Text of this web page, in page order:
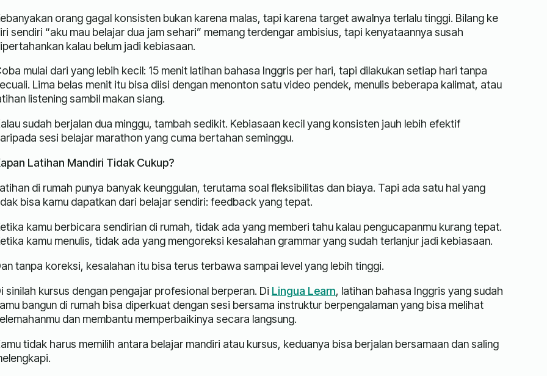
orang gagal konsisten bukan karena malas, tapi karena target awalnya terlalu tinggi. Bilang ke
sendiri “aku mau belajar dua jam sehari” memang terdengar ambisius, tapi kenyataannya susah
kalau belum jadi kebiasaan.
mulai dari yang lebih kecil: 15 menit latihan bahasa Inggris per hari, tapi dilakukan setiap hari tanpa
Lima belas menit itu bisa diisi dengan menonton satu video pendek, menulis beberapa kalimat, atau
listening sambil makan siang.
sudah berjalan dua minggu, tambah sedikit. Kebiasaan kecil yang konsisten jauh lebih efektif
sesi belajar marathon yang cuma bertahan seminggu.
Latihan Mandiri Tidak Cukup?
di rumah punya banyak keunggulan, terutama soal fleksibilitas dan biaya. Tapi ada satu hal yang
bisa kamu dapatkan dari belajar sendiri: feedback yang tepat.
kamu berbicara sendirian di rumah, tidak ada yang memberi tahu kalau pengucapanmu kurang tepat.
kamu menulis, tidak ada yang mengoreksi kesalahan grammar yang sudah terlanjur jadi kebiasaan.
tanpa koreksi, kesalahan itu bisa terus terbawa sampai level yang lebih tinggi.
sinilah kursus dengan pengajar profesional berperan. Di Lingua Learn, latihan bahasa Inggris yang sudah
bangun di rumah bisa diperkuat dengan sesi bersama instruktur berpengalaman yang bisa melihat
dan membantu memperbaikinya secara langsung.
tidak harus memilih antara belajar mandiri atau kursus, keduanya bisa berjalan bersamaan dan saling